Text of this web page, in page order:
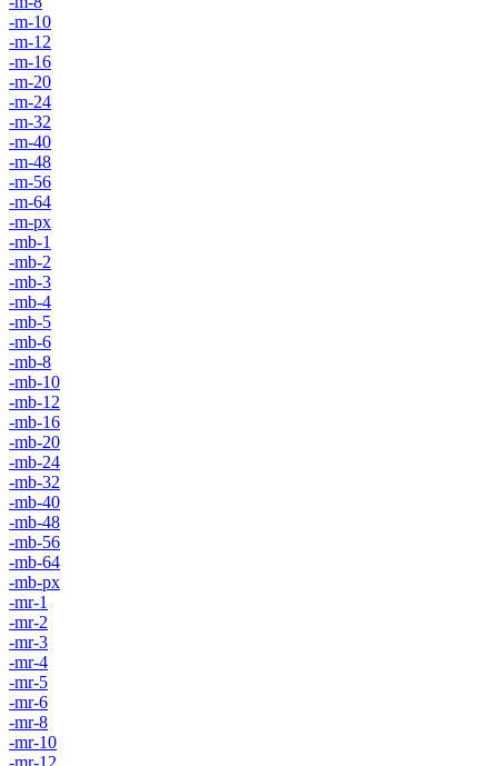
-m-10
-m-12
-m-16
-m-20
-m-24
-m-32
-m-40
-m-48
-m-56
-m-64
-m-px
-mb-1
-mb-2
-mb-3
-mb-4
-mb-5
-mb-6
-mb-8
-mb-10
-mb-12
-mb-16
-mb-20
-mb-24
-mb-32
-mb-40
-mb-48
-mb-56
-mb-64
-mb-px
-mr-1
-mr-2
-mr-3
-mr-4
-mr-5
-mr-6
-mr-8
-mr-10
-mr-12